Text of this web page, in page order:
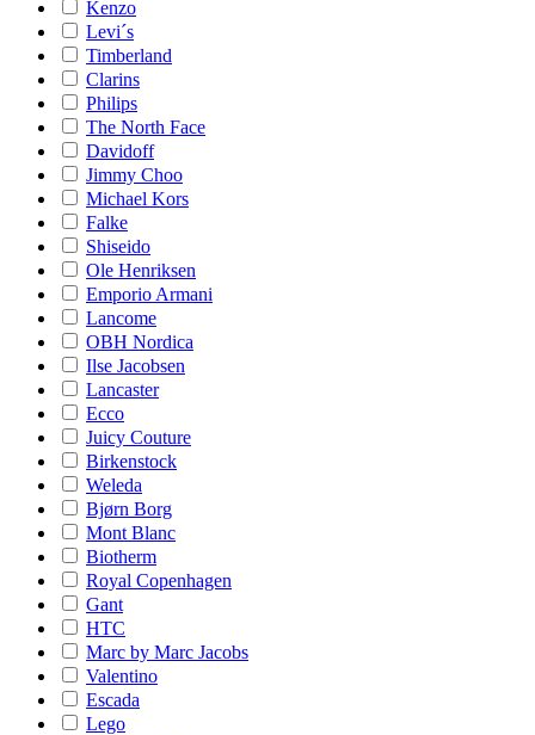
Kenzo
Levi´s
Timberland
Clarins
Philips
The North Face
Davidoff
Jimmy Choo
Michael Kors
Falke
Shiseido
Ole Henriksen
Emporio Armani
Lancome
OBH Nordica
Ilse Jacobsen
Lancaster
Ecco
Juicy Couture
Birkenstock
Weleda
Bjørn Borg
Mont Blanc
Biotherm
Royal Copenhagen
Gant
HTC
Marc by Marc Jacobs
Valentino
Escada
Lego